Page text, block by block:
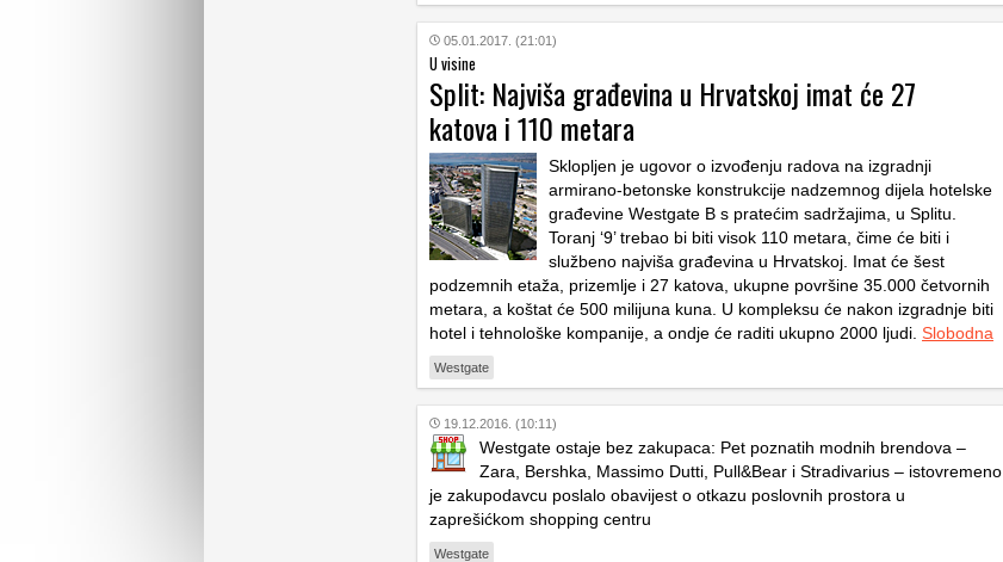
05.01.2017. (21:01)
U visine
Split: Najviša građevina u Hrvatskoj imat će 27
katova i 110 metara
Sklopljen je ugovor o izvođenju radova na izgradnji
armirano-betonske konstrukcije nadzemnog dijela hotelske
građevine Westgate B s pratećim sadržajima, u Splitu.
Toranj ‘9’ trebao bi biti visok 110 metara, čime će biti i
službeno najviša građevina u Hrvatskoj. Imat će šest
podzemnih etaža, prizemlje i 27 katova, ukupne površine 35.000 četvornih
metara, a koštat će 500 milijuna kuna. U kompleksu će nakon izgradnje biti
hotel i tehnološke kompanije, a ondje će raditi ukupno 2000 ljudi. Slobodna
Westgate
19.12.2016. (10:11)
Westgate ostaje bez zakupaca: Pet poznatih modnih brendova –
Zara, Bershka, Massimo Dutti, Pull&Bear i Stradivarius – istovremeno
je zakupodavcu poslalo obavijest o otkazu poslovnih prostora u
zaprešićkom shopping centru
Westgate